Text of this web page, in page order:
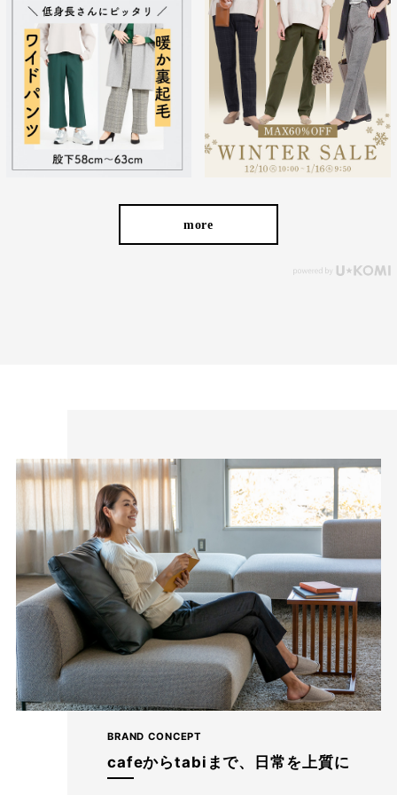
経験を積み重ねた人にしか分からない“本物のスタンダー
ド”があるとすればそれはこんな形なのかもしれません。忙
しい毎日をおくる全ての女性にもっと軽やかに、もっと自分
お届けしたいのは、人の手から生まれる本物の良さと安心
感。 ベーシックなデザインだからこそ「はきやすい」「長
く使える」という基本を忠実に守り、独自デザインのパンツ
を作り続けてきました。
ストレッチパンツへのこだわり
more
BRAND CONCEPT
cafeからtabiまで、日常を上質に